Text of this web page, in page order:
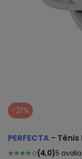
-21%
PERFECTA - Tênis
(4,0)5